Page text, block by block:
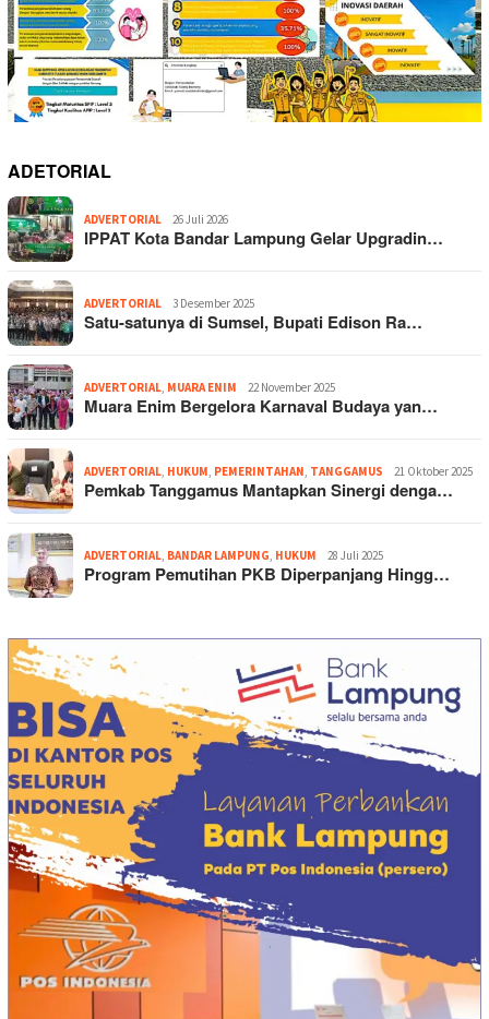
ADETORIAL
ADVERTORIAL 26 Juli 2026
IPPAT Kota Bandar Lampung Gelar Upgradin…
ADVERTORIAL 3 Desember 2025
Satu-satunya di Sumsel, Bupati Edison Ra…
ADVERTORIAL MUARA ENIM 22 November 2025
Muara Enim Bergelora Karnaval Budaya yan…
ADVERTORIAL HUKUM PEMERINTAHAN TANGGAMUS 21 Oktober 2025
Pemkab Tanggamus Mantapkan Sinergi denga…
ADVERTORIAL BANDAR LAMPUNG HUKUM 28 Juli 2025
Program Pemutihan PKB Diperpanjang Hingg…